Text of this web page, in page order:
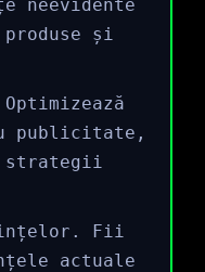
neevidente
și
publicitate,
strategii
Fii
actuale